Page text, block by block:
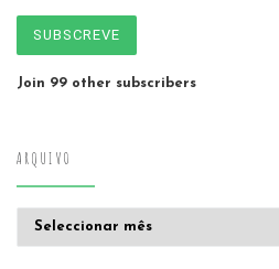
SUBSCREVE
Join 99 other subscribers
ARQUIVO